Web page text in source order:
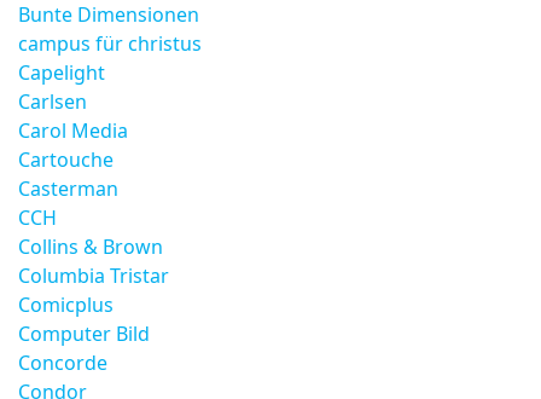
Bunte Dimensionen
campus für christus
Capelight
Carlsen
Carol Media
Cartouche
Casterman
CCH
Collins & Brown
Columbia Tristar
Comicplus
Computer Bild
Concorde
Condor